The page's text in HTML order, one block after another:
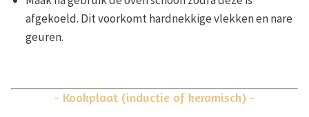
afgekoeld. Dit voorkomt hardnekkige vlekken en nare
geuren.
- Kookplaat (inductie of keramisch) -